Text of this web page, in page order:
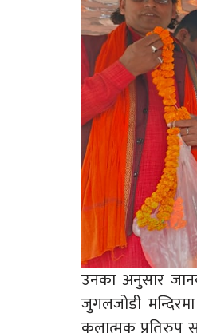
उनका अनुसार
जुगलजोडी